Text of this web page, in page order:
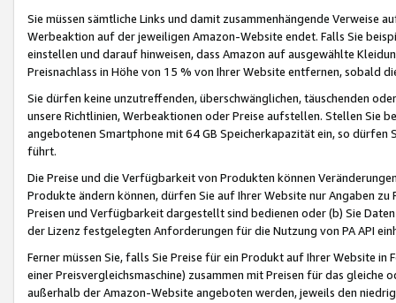
Sie müssen sämtliche Links und damit zusammenhängende
Werbeaktion auf der jeweiligen Amazon-Website endet. Falls Sie
einstellen und darauf hinweisen, dass Amazon auf ausgewählte
Preisnachlass in Höhe von 15 % von Ihrer Website entfernen, sobald
Sie dürfen keine unzutreffenden, überschwänglichen, täuschenden
unsere Richtlinien, Werbeaktionen oder Preise aufstellen. Stellen Sie
angebotenen Smartphone mit 64 GB Speicherkapazität ein, so dürfen
führt.
Die Preise und die Verfügbarkeit von Produkten können
Produkte ändern können, dürfen Sie auf Ihrer Website nur Angaben
Preisen und Verfügbarkeit dargestellt sind bedienen oder (b) Sie
der Lizenz festgelegten Anforderungen für die Nutzung von PA API
Ferner müssen Sie, falls Sie Preise für ein Produkt auf Ihrer Website
einer Preisvergleichsmaschine) zusammen mit Preisen für das
außerhalb der Amazon-Website angeboten werden, jeweils den